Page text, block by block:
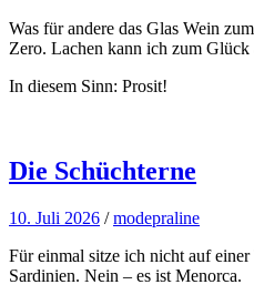
Was für andere das Glas Wein
Zero. Lachen kann ich zum
In diesem Sinn: Prosit!
Die Schüchterne
10. Juli 2026 /modepraline
Für einmal sitze ich nicht auf
Sardinien. Nein – es ist Menorca.